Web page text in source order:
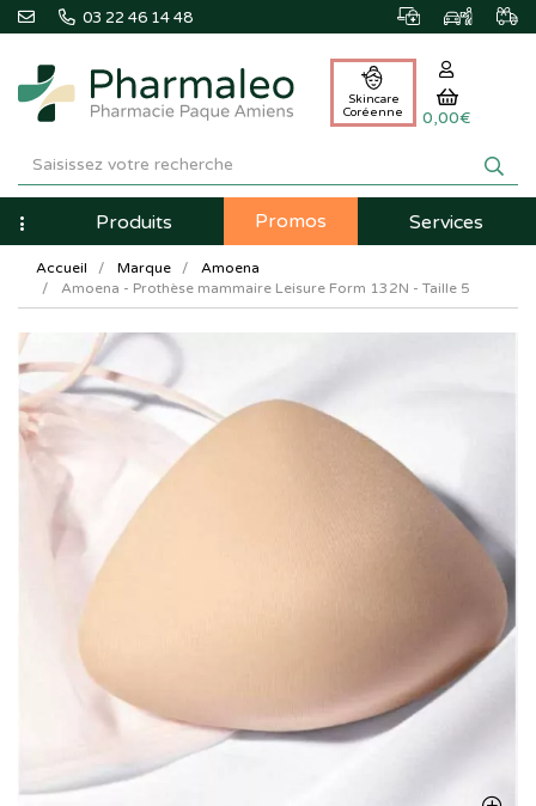
03 22 46 14 48
Pharmaleo
Pharmacie
Paque
Amiens
Skincare
Coréenne
0,00€
NavigationProduits Promos Services
Accueil Marque
Amoena
Amoena - Prothèse mammaire Leisure Form 132N - Taille 5